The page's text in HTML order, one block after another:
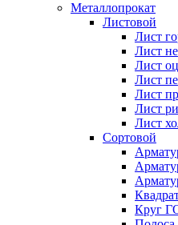
Металлопрокат
Листовой
Лист
Лист
Лист
Лист
Лист
Лист
Лист
Сортовой
Круг